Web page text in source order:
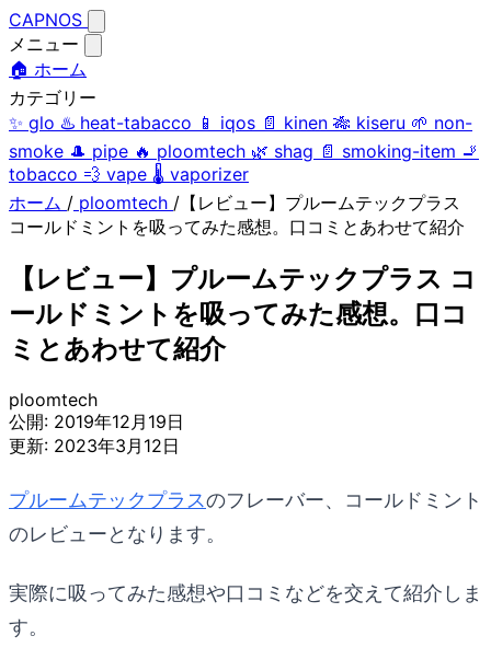
CAPNOS
メニュー
🏠 ホーム
カテゴリー
✨ glo ♨️ heat-tabacco 📱 iqos 📄 kinen 🎋 kiseru 🌱 non-
smoke 🎩 pipe 🔥 ploomtech 🌿 shag 📄 smoking-item 🚬
tobacco 💨 vape 🌡️ vaporizer
ホーム / ploomtech / 【レビュー】プルームテックプラス
コールドミントを吸ってみた感想。口コミとあわせて紹介
【レビュー】プルームテックプラス コ
ールドミントを吸ってみた感想。口コ
ミとあわせて紹介
ploomtech
公開: 2019年12月19日
更新: 2023年3月12日
プルームテックプラスのフレーバー、コールドミント
のレビューとなります。
実際に吸ってみた感想や口コミなどを交えて紹介しま
す。